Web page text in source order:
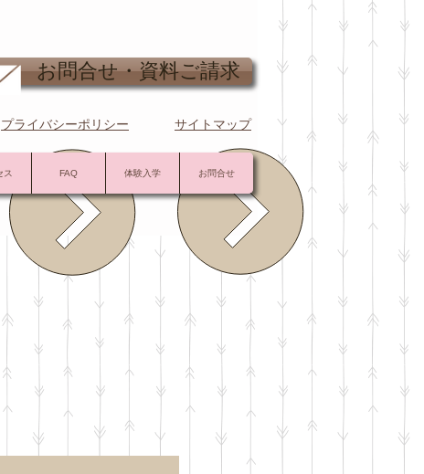
合せ・資料ご請求
プライバシーポリシー サイトマップ
ス FAQ 体験入学 お問合せ